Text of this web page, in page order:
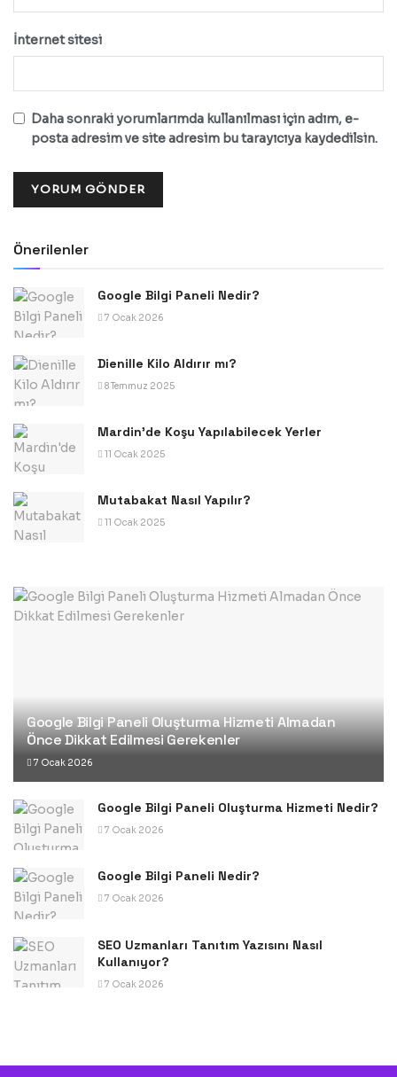
İnternet sitesi
Daha sonraki yorumlarımda kullanılması için adım, e-
posta adresim ve site adresim bu tarayıcıya kaydedilsin.
Önerilenler
Google Bilgi Paneli Nedir?
7 Ocak 2026
Dienille Kilo Aldırır mı?
8 Temmuz 2025
Mardin’de Koşu Yapılabilecek Yerler
11 Ocak 2025
Mutabakat Nasıl Yapılır?
11 Ocak 2025
Google Bilgi Paneli Oluşturma Hizmeti Almadan
Önce Dikkat Edilmesi Gerekenler
7 Ocak 2026
Google Bilgi Paneli Oluşturma Hizmeti Nedir?
7 Ocak 2026
Google Bilgi Paneli Nedir?
7 Ocak 2026
SEO Uzmanları Tanıtım Yazısını Nasıl
Kullanıyor?
7 Ocak 2026